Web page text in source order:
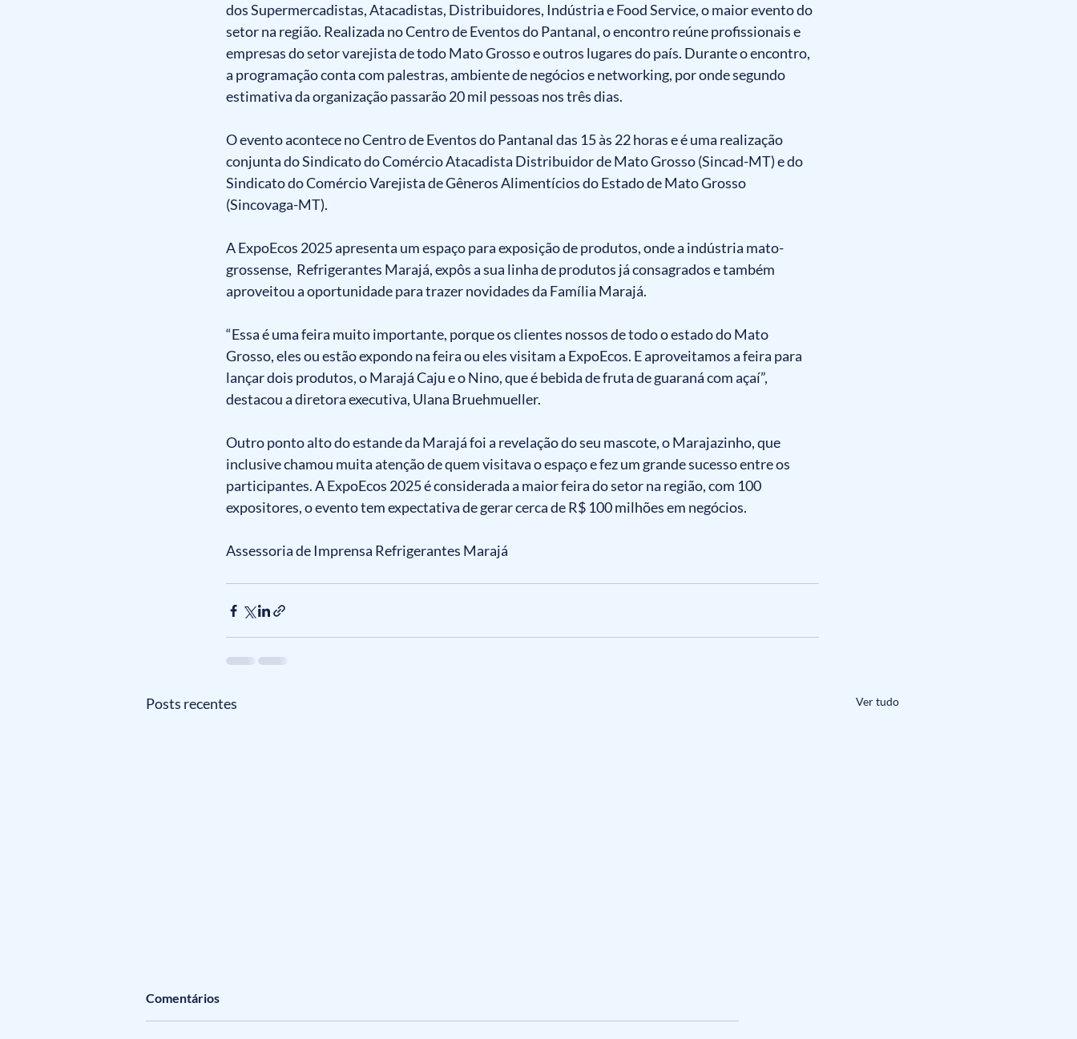
dos Supermercadistas, Atacadistas, Distribuidores, Indústria e Food Service, o maior evento do
setor na região. Realizada no Centro de Eventos do Pantanal, o encontro reúne profissionais e
empresas do setor varejista de todo Mato Grosso e outros lugares do país. Durante o encontro,
a programação conta com palestras, ambiente de negócios e networking, por onde segundo
estimativa da organização passarão 20 mil pessoas nos três dias.
O evento acontece no Centro de Eventos do Pantanal das 15 às 22 horas e é uma realização
conjunta do Sindicato do Comércio Atacadista Distribuidor de Mato Grosso (Sincad-MT) e do
Sindicato do Comércio Varejista de Gêneros Alimentícios do Estado de Mato Grosso
(Sincovaga-MT).
A ExpoEcos 2025 apresenta um espaço para exposição de produtos, onde a indústria mato-
grossense,  Refrigerantes Marajá, expôs a sua linha de produtos já consagrados e também
aproveitou a oportunidade para trazer novidades da Família Marajá.
“Essa é uma feira muito importante, porque os clientes nossos de todo o estado do Mato
Grosso, eles ou estão expondo na feira ou eles visitam a ExpoEcos. E aproveitamos a feira para
lançar dois produtos, o Marajá Caju e o Nino, que é bebida de fruta de guaraná com açaí”,
destacou a diretora executiva, Ulana Bruehmueller.
Outro ponto alto do estande da Marajá foi a revelação do seu mascote, o Marajazinho, que
inclusive chamou muita atenção de quem visitava o espaço e fez um grande sucesso entre os
participantes. A ExpoEcos 2025 é considerada a maior feira do setor na região, com 100
expositores, o evento tem expectativa de gerar cerca de R$ 100 milhões em negócios.
Assessoria de Imprensa Refrigerantes Marajá
Posts recentes Ver tudo
Comentários